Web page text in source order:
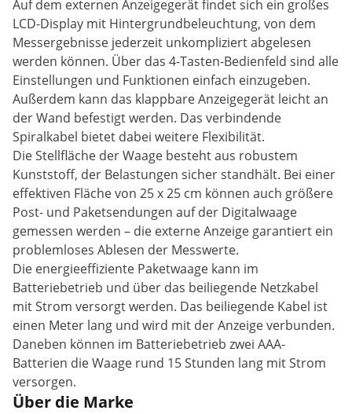
Auf dem externen Anzeigegerät findet sich ein großes
LCD-Display mit Hintergrundbeleuchtung, von dem
Messergebnisse jederzeit unkompliziert abgelesen
werden können. Über das 4-Tasten-Bedienfeld sind alle
Einstellungen und Funktionen einfach einzugeben.
Außerdem kann das klappbare Anzeigegerät leicht an
der Wand befestigt werden. Das verbindende
Spiralkabel bietet dabei weitere Flexibilität.
Die Stellfläche der Waage besteht aus robustem
Kunststoff, der Belastungen sicher standhält. Bei einer
effektiven Fläche von 25 x 25 cm können auch größere
Post- und Paketsendungen auf der Digitalwaage
gemessen werden – die externe Anzeige garantiert ein
problemloses Ablesen der Messwerte.
Die energieeffiziente Paketwaage kann im
Batteriebetrieb und über das beiliegende Netzkabel
mit Strom versorgt werden. Das beiliegende Kabel ist
einen Meter lang und wird mit der Anzeige verbunden.
Daneben können im Batteriebetrieb zwei AAA-
Batterien die Waage rund 15 Stunden lang mit Strom
versorgen.
Über die Marke